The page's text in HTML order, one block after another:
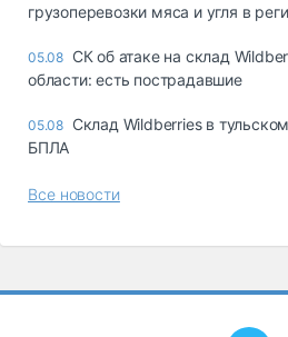
грузоперевозки мяса и угля в
05.08 СК об атаке на склад
области: есть пострадавшие
05.08 Склад Wildberries в
БПЛА
Все новости